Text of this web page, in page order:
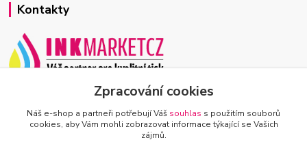
Kontakty
Josef Macek
+420 603 921 266
Po-Ne, 7-22h
Zpracování cookies
Náš e-shop a partneři potřebují Váš souhlas s použitím souborů
cookies, aby Vám mohli zobrazovat informace týkající se Vašich
zájmů.